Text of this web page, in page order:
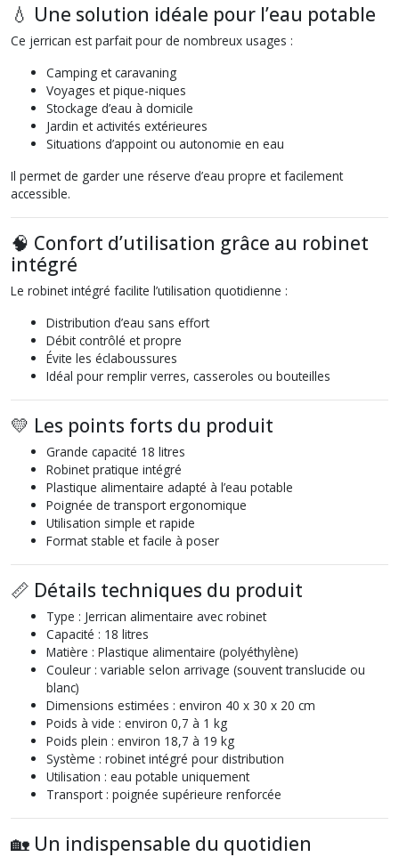
💧 Une solution idéale pour l’eau potable
Ce jerrican est parfait pour de nombreux usages :
Camping et caravaning
Voyages et pique-niques
Stockage d’eau à domicile
Jardin et activités extérieures
Situations d’appoint ou autonomie en eau
Il permet de garder une réserve d’eau propre et facilement
accessible.
🧠 Confort d’utilisation grâce au robinet
intégré
Le robinet intégré facilite l’utilisation quotidienne :
Distribution d’eau sans effort
Débit contrôlé et propre
Évite les éclaboussures
Idéal pour remplir verres, casseroles ou bouteilles
💛 Les points forts du produit
Grande capacité 18 litres
Robinet pratique intégré
Plastique alimentaire adapté à l’eau potable
Poignée de transport ergonomique
Utilisation simple et rapide
Format stable et facile à poser
📏 Détails techniques du produit
Type : Jerrican alimentaire avec robinet
Capacité : 18 litres
Matière : Plastique alimentaire (polyéthylène)
Couleur : variable selon arrivage (souvent translucide ou
blanc)
Dimensions estimées : environ 40 x 30 x 20 cm
Poids à vide : environ 0,7 à 1 kg
Poids plein : environ 18,7 à 19 kg
Système : robinet intégré pour distribution
Utilisation : eau potable uniquement
Transport : poignée supérieure renforcée
🏡 Un indispensable du quotidien